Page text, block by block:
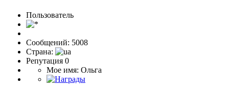
Пользовaтeль
Сообщений: 5008
Страна:
Репутация 0
Мое имя: Ольга